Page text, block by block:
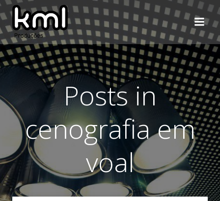
Pular
para
o
conteúdo
Posts in
cenografia em
voal